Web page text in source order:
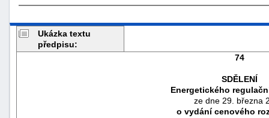
Ukázka textu
předpisu:
74
SDĚLENÍ
Energetického
ze dne 29. března
o vydání cenového